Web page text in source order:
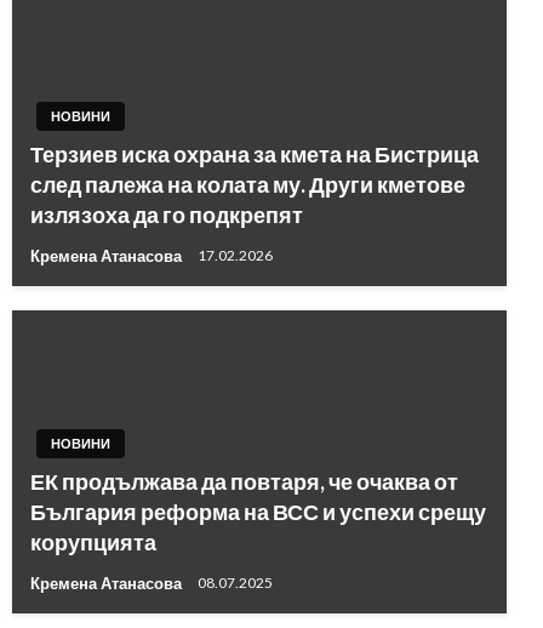
НОВИНИ
Терзиев иска охрана за кмета на Бистрица
след палежа на колата му. Други кметове
излязоха да го подкрепят
Кремена Атанасова 17.02.2026
НОВИНИ
ЕК продължава да повтаря, че очаква от
България реформа на ВСС и успехи срещу
корупцията
Кремена Атанасова 08.07.2025